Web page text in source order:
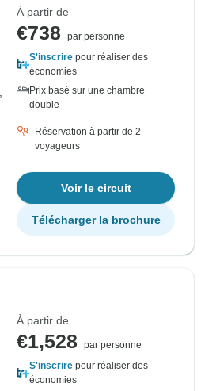
À partir de
€738
par personne
S'inscrire pour réaliser des
économies
Prix basé sur une chambre
double
Réservation à partir de 2
voyageurs
Voir le circuit
Télécharger la brochure
À partir de
€1,528
par personne
S'inscrire pour réaliser des
économies